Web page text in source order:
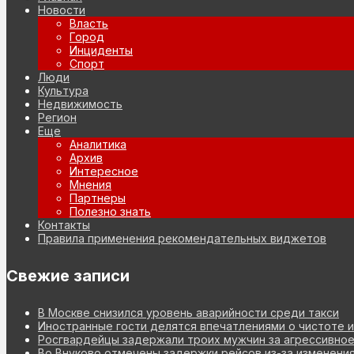
Новости
Власть
Город
Инциденты
Спорт
Люди
Культура
Недвижимость
Регион
Еще
Аналитика
Архив
Интересное
Мнения
Партнеры
Полезно знать
Контакты
Правила применения рекомендательных виджетов
Свежие записи
В Москве снизился уровень аварийности среди такси
Иностранные гости делятся впечатлениями о чистоте
Росгвардейцы задержали троих мужчин за